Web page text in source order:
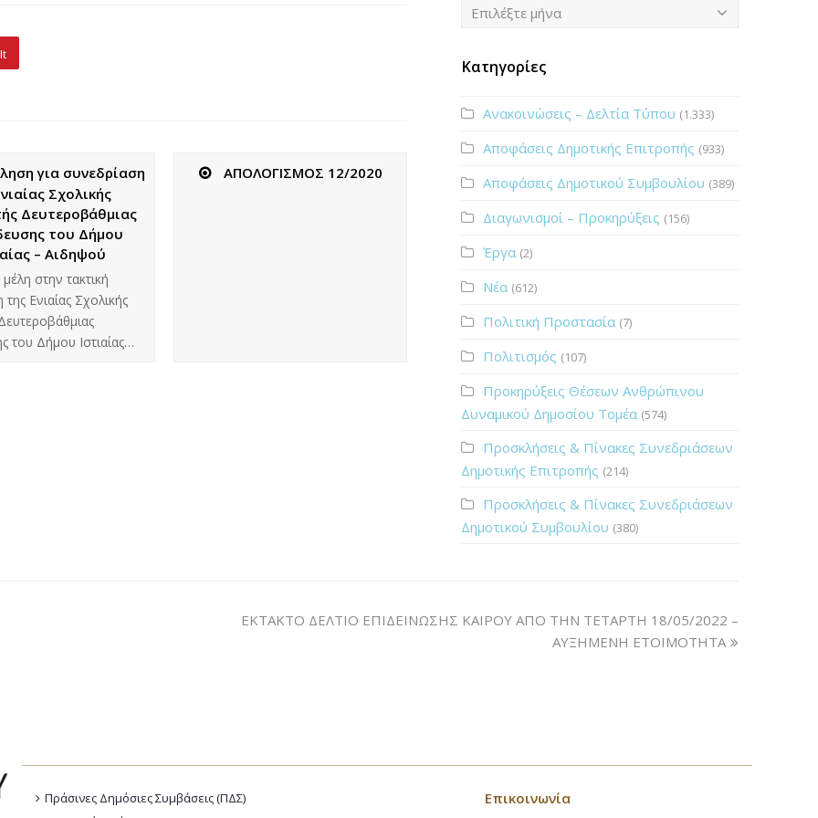
για συνεδρίαση
Σχολικής
Δευτεροβάθμιας
του Δήμου
– Αιδηψού
στην τακτική
Ενιαίας Σχολικής
του Δήμου Ιστιαίας…
ΑΠΟΛΟΓΙΣΜΟΣ 12/2020
Ιστορικό
Επιλέξτε μήνα
Κατηγορίες
Ανακοινώσεις – Δελτία Τύπου (1.333)
Αποφάσεις Δημοτικής Επιτροπής (933)
Αποφάσεις Δημοτικού Συμβουλίου (389)
Διαγωνισμοί – Προκηρύξεις (156)
Έργα (2)
Νέα (612)
Πολιτική Προστασία (7)
Πολιτισμός (107)
Προκηρύξεις Θέσεων Ανθρώπινου
Δυναμικού Δημοσίου Τομέα (574)
Προσκλήσεις & Πίνακες Συνεδριάσεων
Δημοτικής Επιτροπής (214)
Προσκλήσεις & Πίνακες Συνεδριάσεων
Δημοτικού Συμβουλίου (380)
ΕΚΤΑΚΤΟ ΔΕΛΤΙΟ ΕΠΙΔΕΙΝΩΣΗΣ ΚΑΙΡΟΥ ΑΠΟ ΤΗΝ ΤΕΤΑΡΤΗ 18/05/2022 –
ΑΥΞΗΜΕΝΗ ΕΤΟΙΜΟΤΗΤΑ
Πράσινες Δημόσιες Συμβάσεις (ΠΔΣ)
Επικοινωνία